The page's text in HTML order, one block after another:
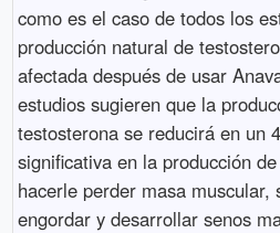
como es el caso de todos los
producción natural de
afectada después de usar
estudios sugieren que la
testosterona se reducirá en un
significativa en la producción
hacerle perder masa muscular,
engordar y desarrollar senos